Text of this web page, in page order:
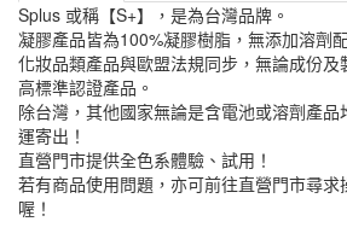
Splus 或稱【S+】，是為台灣品牌。
凝膠產品皆為100%凝膠樹脂，無添加溶劑
化妝品類產品與歐盟法規同步，無論成份
高標準認證產品。
除台灣，其他國家無論是含電池或溶劑產
運寄出！
直營門市提供全色系體驗、試用！
若有商品使用問題，亦可前往直營門市尋求
喔！